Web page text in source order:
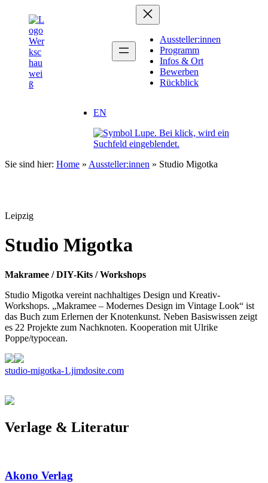
springen
Aussteller:innen
Programm
Infos & Ort
Bewerben
Rückblick
EN
Sie sind hier: Home » Aussteller:innen » Studio Migotka
Leipzig
Studio Migotka
Makramee / DIY-Kits / Workshops
Studio Migotka vereint nachhaltiges Design und Kreativ-
Workshops. „Makramee – Modernes Design im Vintage Look“ ist
das Buch zum Erlernen der Knotenkunst. Neben Basiswissen zeigt
es 22 Projekte zum Nachknoten. Kooperation mit Ulrike
Poppe/typocean.
studio-migotka-1.jimdosite.com
Verlage & Literatur
Akono Verlag